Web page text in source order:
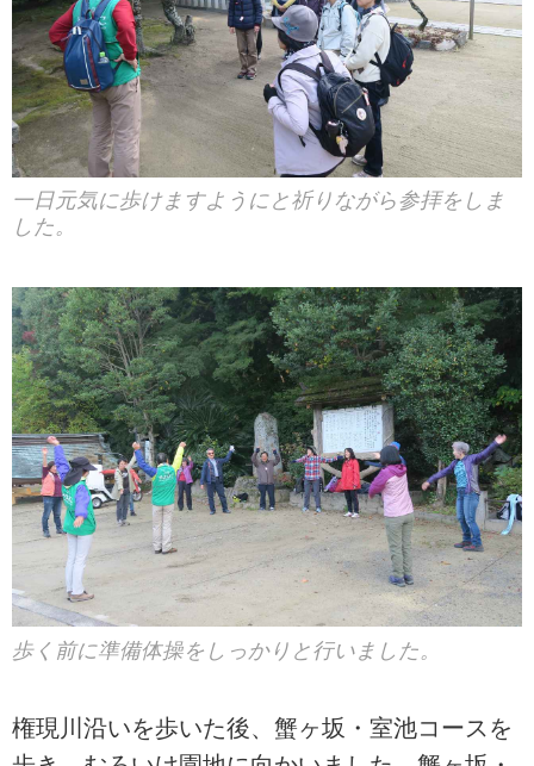
一日元気に歩けますようにと祈りながら参拝をしま
した。
歩く前に準備体操をしっかりと行いました。
権現川沿いを歩いた後、蟹ヶ坂・室池コースを